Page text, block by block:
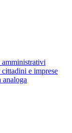
amministrativi
e imprese